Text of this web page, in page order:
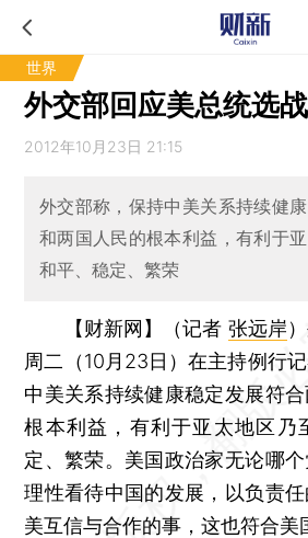
世界
外交部回应美总统选
2012年10月23日 21:15
外交部称，保持中美关系持续健
和两国人民的根本利益，有利于
和平、稳定、繁荣
【财新网】（记者 张远岸）
周二（10月23日）在主持例行
中美关系持续健康稳定发展符
根本利益，有利于亚太地区乃
定、繁荣。美国政治家无论哪个
理性看待中国的发展，以负责
美互信与合作的事，这也符合